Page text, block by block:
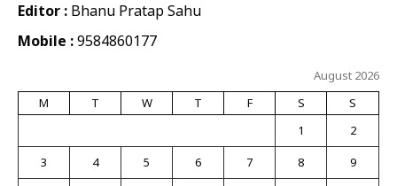
Editor : Bhanu Pratap Sahu
Mobile :9584860177
August 2026
M
T W T F S
S
1
2
3
4 5 6 7 8 9